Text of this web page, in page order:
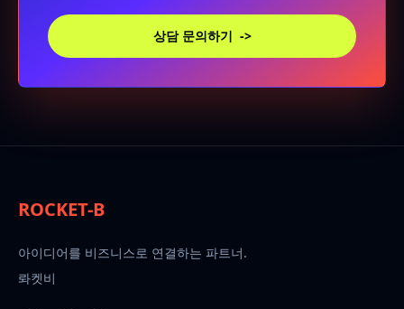
상담 문의하기 ->
ROCKET-B
아이디어를 비즈니스로 연결하는 파트너.
롸켓비